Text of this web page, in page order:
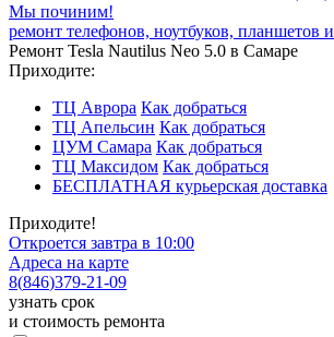
Мы починим!
ремонт телефонов, ноутбуков, планшетов
Ремонт Tesla Nautilus Neo 5.0 в Самаре
Приходите:
ТЦ Аврора Как добраться
ТЦ Апельсин Как добраться
ЦУМ Самара Как добраться
ТЦ Максидом Как добраться
БЕСПЛАТНАЯ курьерская доставка
Приходите!
Откроется завтра в 10:00
Адреса на карте
8(846)379-21-09
узнать срок
и стоимость ремонта